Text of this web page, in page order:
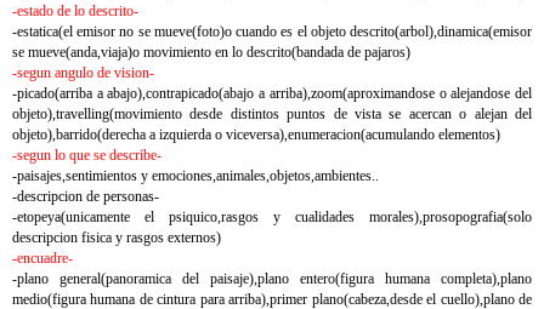
-estado de lo descrito-
-estatica(el emisor no se mueve(foto)o cuando es el objeto descrito(arbol),dinamica(emisor
se mueve(anda,viaja)o movimiento en lo descrito(bandada de pajaros)
-segun angulo de vision-
-picado(arriba a abajo),contrapicado(abajo a arriba),zoom(aproximandose o alejandose del
objeto),travelling(movimiento desde distintos puntos de vista se acercan o alejan del
objeto),barrido(derecha a izquierda o viceversa),enumeracion(acumulando elementos)
-segun lo que se describe-
-paisajes,sentimientos y emociones,animales,objetos,ambientes..
-descripcion de personas-
-etopeya(unicamente el psiquico,rasgos y cualidades morales),prosopografia(solo
descripcion fisica y rasgos externos)
-encuadre-
-plano general(panoramica del paisaje),plano entero(figura humana completa),plano
medio(figura humana de cintura para arriba),primer plano(cabeza,desde el cuello),plano de